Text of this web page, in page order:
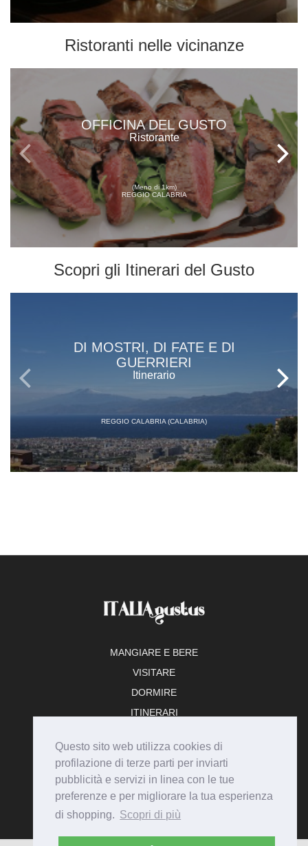
Questo sito web utilizza cookies di
profilazione di terze parti per inviarti
pubblicità e servizi in linea con le tue
preferenze e per migliorare la tua esperienza
di shopping. Scopri di più
Ristoranti nelle vicinanze
OFFICINA DEL GUSTO
Ristorante
(Meno di 1km)
REGGIO CALABRIA
Scopri gli Itinerari del Gusto
DI MOSTRI, DI FATE E DI
GUERRIERI
Itinerario
REGGIO CALABRIA (CALABRIA)
MANGIARE E BERE
VISITARE
DORMIRE
ITINERARI
ADERISCI